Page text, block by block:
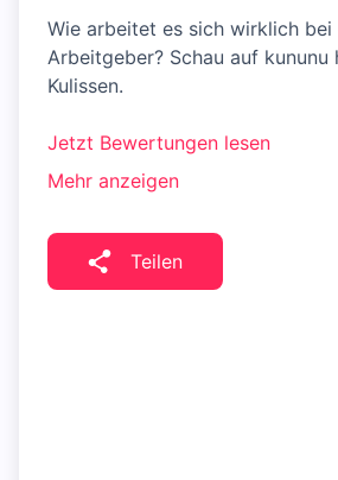
Wie arbeitet es sich wirklich bei
Arbeitgeber? Schau auf kununu
Kulissen.
Jetzt Bewertungen lesen
Mehr anzeigen
Teilen